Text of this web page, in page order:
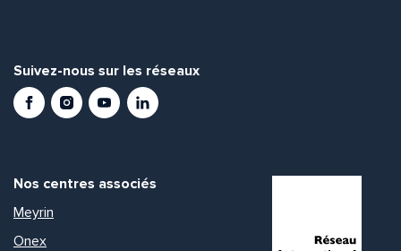
Suivez-nous sur les réseaux
FacebookInstagramYoutubeLinkedIn
Nos centres associés
Meyrin
Onex